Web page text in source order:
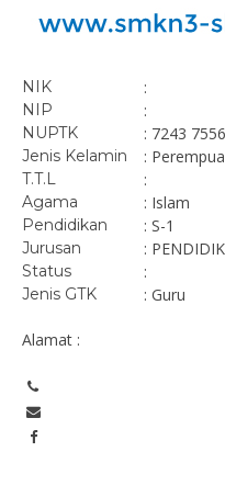
NIK :
NIP :
NUPTK : 7243
Jenis Kelamin :
T.T.L :
Agama : Islam
Pendidikan : S-1
Jurusan :
Status :
Jenis GTK : Guru
Alamat :